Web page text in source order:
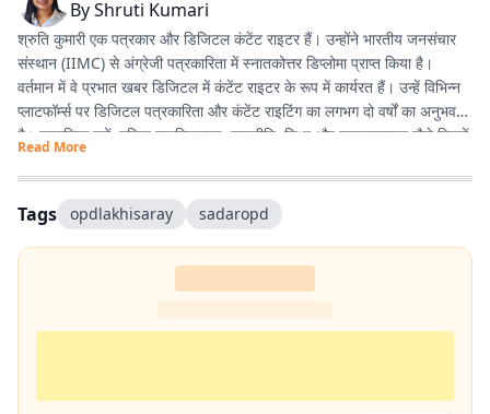
ByShruti Kumari
श्रुति कुमारी एक पत्रकार और डिजिटल कंटेंट राइटर हैं। उन्होंने भारतीय जनसंचार
संस्थान (IIMC) से अंग्रेजी पत्रकारिता में स्नातकोत्तर डिप्लोमा प्राप्त किया है।
वर्तमान में वे प्रभात खबर डिजिटल में कंटेंट राइटर के रूप में कार्यरत हैं। उन्हें विभिन्न
प्लाटफॉर्म्स पर डिजिटल पत्रकारिता और कंटेंट राइटिंग का लगभग दो वर्षों का अनुभव
है। सामाजिक मुद्दों, महिला सशक्तिकरण, राजनीति, शिक्षा और लाइफस्टाइल जैसे विषयों
पर लिखना उनकी विशेष रुचि का क्षेत्र है। इसके अलावा वे डिजिटल प्लेटफॉर्म के लिए
स्क्रिप्ट राइटिंग करती हैं तथा हिंदी कविता और अंगिका भाषा में लेखन का भी शौक
रखती हैं। प्रकृति से उनका विशेष लगाव है और वे मानती हैं कि संवेदनशील, तथ्यपरक
और जनसरोकार से जुड़ी पत्रकारिता समाज में सकारात्मक बदलाव का माध्यम बन सकती
है।
Read More
Tags opdlakhisaray sadaropd